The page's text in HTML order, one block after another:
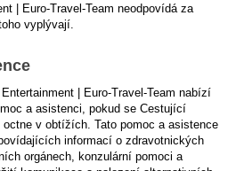
| Euro-Travel-Team neodpovídá za
vyplývají.
| Euro-Travel-Team nabízí
a asistenci, pokud se Cestující
octne v obtížích. Tato pomoc a asistence
informací o zdravotnických
orgánech, konzulární pomoci a